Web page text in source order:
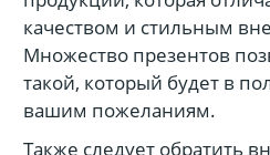
качеством и стильным
Множество презентов
такой, который будет в
вашим пожеланиям.
Также следует обратить